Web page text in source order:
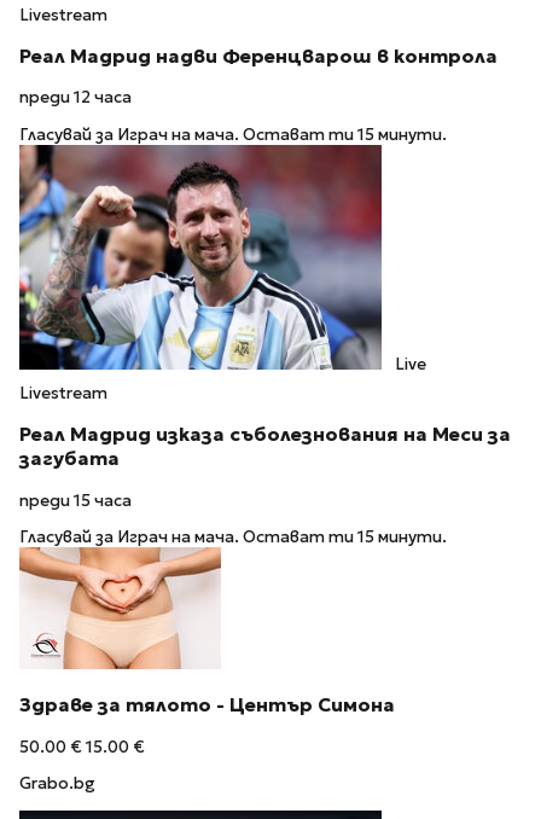
Livestream
Реал Мадрид надви Ференцварош в контрола
преди 12 часа
Гласувай за Играч на мача. Остават ти 15 минути.
Live
Livestream
Реал Мадрид изказа съболезнования на Меси за
загубата
преди 15 часа
Гласувай за Играч на мача. Остават ти 15 минути.
Здраве за тялото - Център Симона
50.00 €15.00 €
Grabo.bg